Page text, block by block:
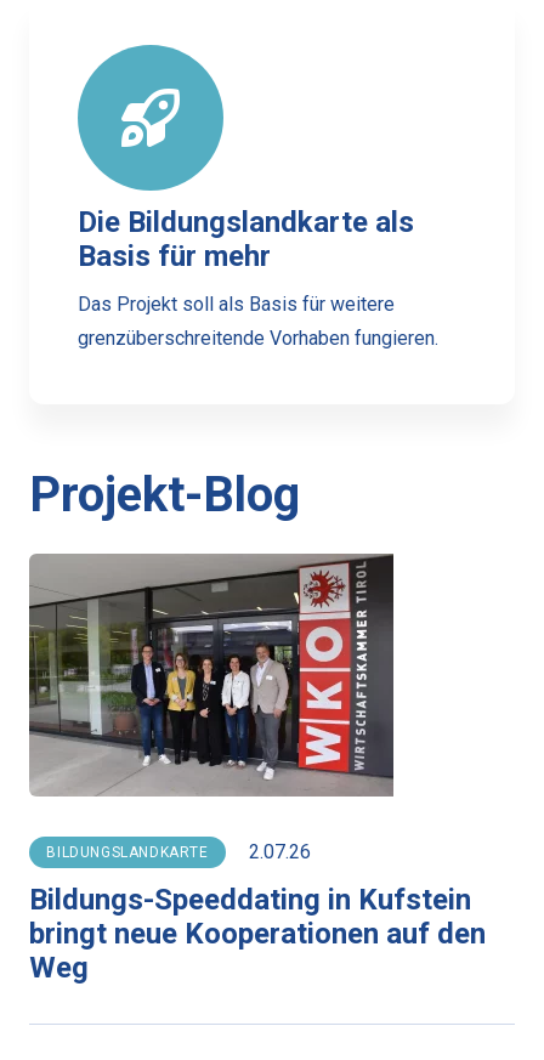
Die Bildungslandkarte als
Basis für mehr
Das Projekt soll als Basis für weitere
grenzüberschreitende Vorhaben fungieren.
Projekt-Blog
BILDUNGSLANDKARTE 2.07.26
Bildungs-Speeddating in Kufstein
bringt neue Kooperationen auf den
Weg